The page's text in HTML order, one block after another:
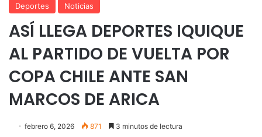
Deportes Noticias
ASÍ LLEGA DEPORTES IQUIQUE
AL PARTIDO DE VUELTA POR
COPA CHILE ANTE SAN
MARCOS DE ARICA
febrero 6, 2026 871 3 minutos de lectura